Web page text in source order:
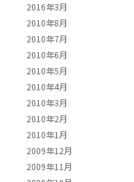
2016年3月
2010年8月
2010年7月
2010年6月
2010年5月
2010年4月
2010年3月
2010年2月
2010年1月
2009年12月
2009年11月